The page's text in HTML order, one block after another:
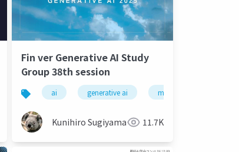
intelligence
learning deep learning artificial intelligence
Fin ver Generative AI Study
Group 38th session
ai generative ai machine learning
Kunihiro Sugiyama 11.7K